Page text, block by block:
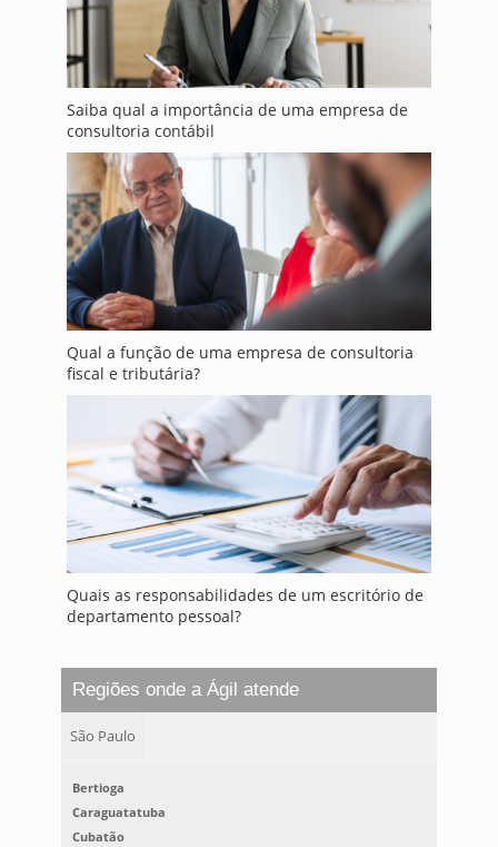
Saiba qual a importância de uma empresa de
consultoria contábil
Qual a função de uma empresa de consultoria
fiscal e tributária?
Quais as responsabilidades de um escritório de
departamento pessoal?
Regiões onde a Ágil atende
São Paulo
Bertioga
Caraguatatuba
Cubatão